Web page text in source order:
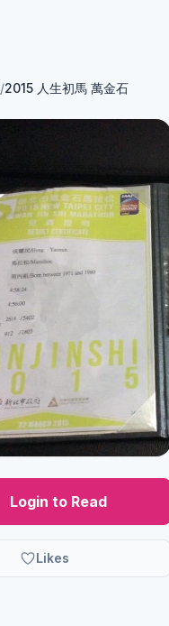
/2015 人生初馬 萬金石
Login to Read
Likes